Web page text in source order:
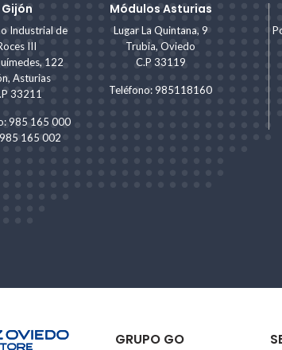
Gijón
Industrial de
III
122
Asturias
33211
985 165 000
165 002
Módulos Asturias
Lugar La Quintana, 9
Trubia, Oviedo
C.P 33119
Teléfono: 985118160
GRUPO GO